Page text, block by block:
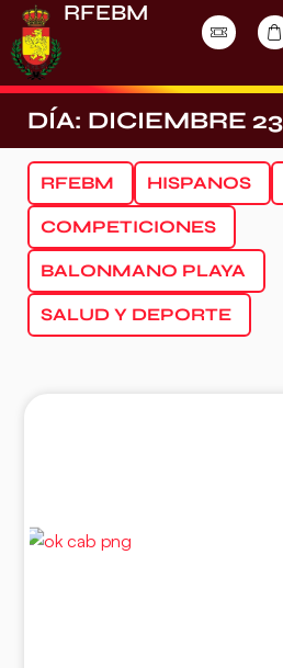
RFEBM
DÍA: DICIEMBRE
RFEBM HISPANOS
COMPETICIONES
BALONMANO PLAYA
SALUD Y DEPORTE